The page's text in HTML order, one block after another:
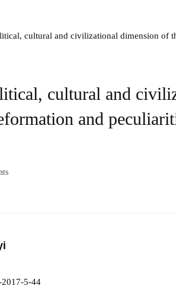
cultural and civilizational dimension of
cultural and
and
5-44